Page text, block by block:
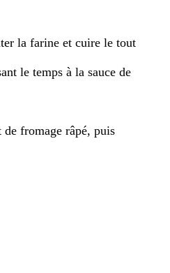
la farine et cuire le tout
le temps à la sauce de
de fromage râpé, puis